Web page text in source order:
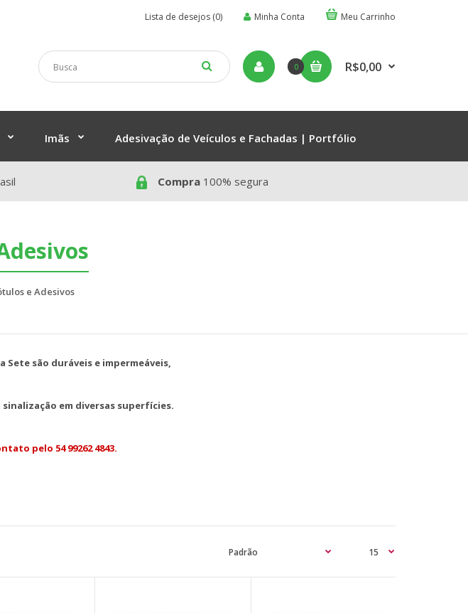
Lista de desejos (0) Minha Conta Meu Carrinho
0 R$0,00
Imãs Adesivação de Veículos e Fachadas | Portfólio
Compra 100% segura
e Adesivos
são duráveis e impermeáveis,
em diversas superfícies.
pelo 54 99262 4843.